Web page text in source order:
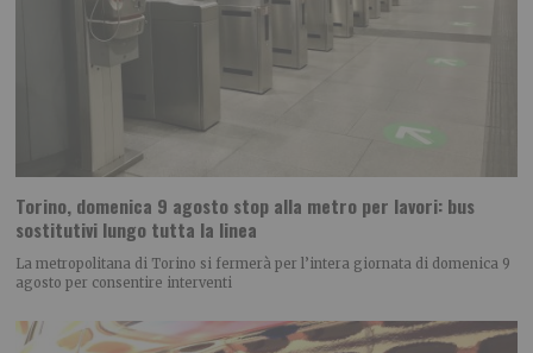
Torino, domenica 9 agosto stop alla metro per lavori: bus
sostitutivi lungo tutta la linea
La metropolitana di Torino si fermerà per l’intera giornata di domenica 9
agosto per consentire interventi